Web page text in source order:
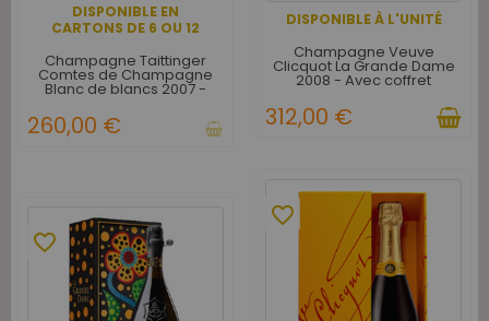
DISPONIBLE EN
CARTONS DE 6 OU 12
Champagne Taittinger
Comtes de Champagne
Blanc de blancs 2007 -
bouteilles
260,00 €
DISPONIBLE À L'UNITÉ
Champagne Veuve
Clicquot La Grande Dame
2008 - Avec coffret
312,00 €
favorite_border
favorite_border